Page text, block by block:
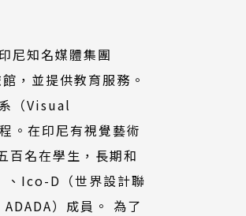
尼知名媒體集團
，並提供教育服務。
（Visual
。在印尼有視覺藝術
百名在學生，長期和
、Ico-D（世界設計聯
）成員。 為了